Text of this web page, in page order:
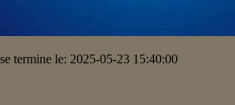
termine le: 2025-05-23 15:40:00